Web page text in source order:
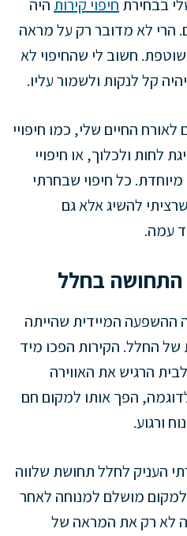
בבחירת חיפוי קירות היה
הרי לא מדובר רק על מראה
חשוב לי שהחיפוי לא
קל לנקות ולשמור עליו.
החיים שלי, כמו חיפויי
לחות ולכלוך, או חיפויי
כל חיפוי שבחרתי
להשיג אלא גם
עמה.
התחושה בחלל
ההשפעה המיידית שהייתה
של החלל. הקירות הפכו מיד
הרגיש את האווירה
הפך אותו למקום חם
ורגוע.
העניק לחלל תחושת שלווה
מושלם למנוחה לאחר
לא רק את המראה של